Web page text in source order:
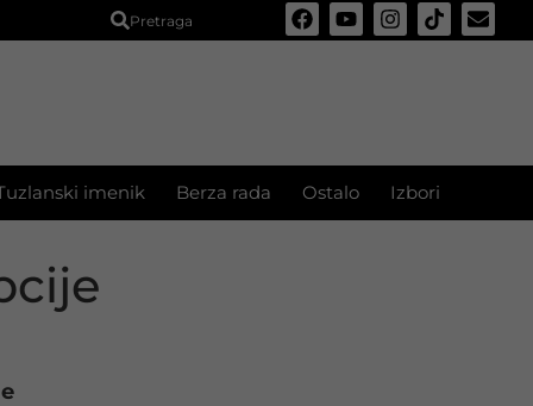
Pretraga
imenik Berza rada Ostalo Izbori